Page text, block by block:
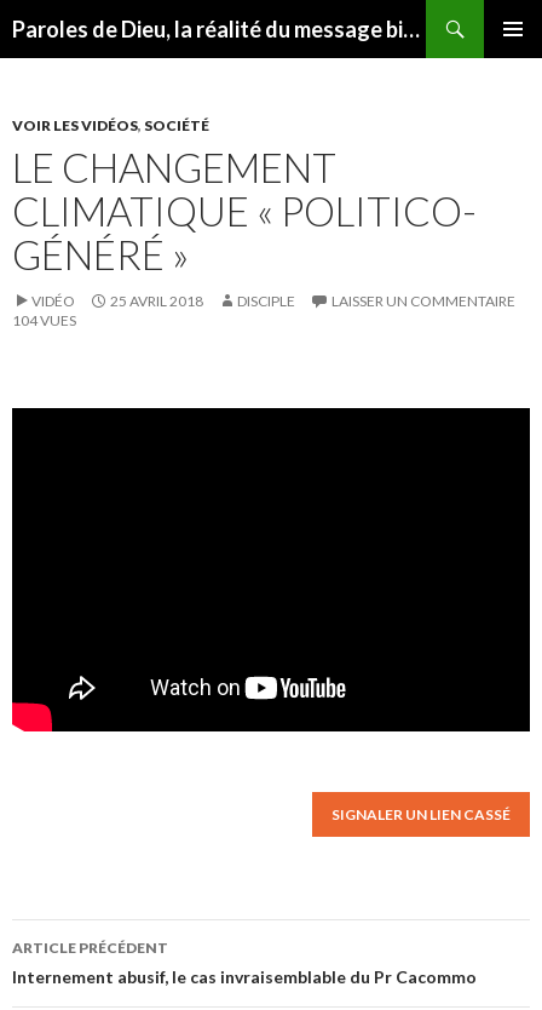
Paroles de Dieu, la réalité du message biblique
VOIR LES VIDÉOS, SOCIÉTÉ
LE CHANGEMENT
CLIMATIQUE « POLITICO-
GÉNÉRÉ »
VIDÉO 25 AVRIL 2018 DISCIPLE
LAISSER UN COMMENTAIRE
104 VUES
SIGNALER UN LIEN CASSÉ
Navigation des articles
ARTICLE PRÉCÉDENT
Internement abusif, le cas invraisemblable du Pr Cacommo